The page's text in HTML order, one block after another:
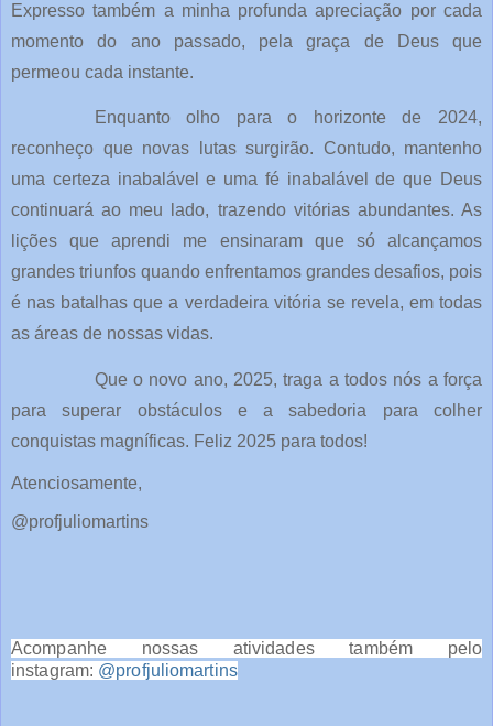
Expresso também a minha profunda apreciação por cada
momento do ano passado, pela graça de Deus que
permeou cada instante.
Enquanto olho para o horizonte de 2024,
reconheço que novas lutas surgirão. Contudo, mantenho
uma certeza inabalável e uma fé inabalável de que Deus
continuará ao meu lado, trazendo vitórias abundantes. As
lições que aprendi me ensinaram que só alcançamos
grandes triunfos quando enfrentamos grandes desafios, pois
é nas batalhas que a verdadeira vitória se revela, em todas
as áreas de nossas vidas.
Que o novo ano, 2025, traga a todos nós a força
para superar obstáculos e a sabedoria para colher
conquistas magníficas. Feliz 2025 para todos!
Atenciosamente,
@profjuliomartins
Acompanhe nossas atividades também pelo
instagram: @profjuliomartins